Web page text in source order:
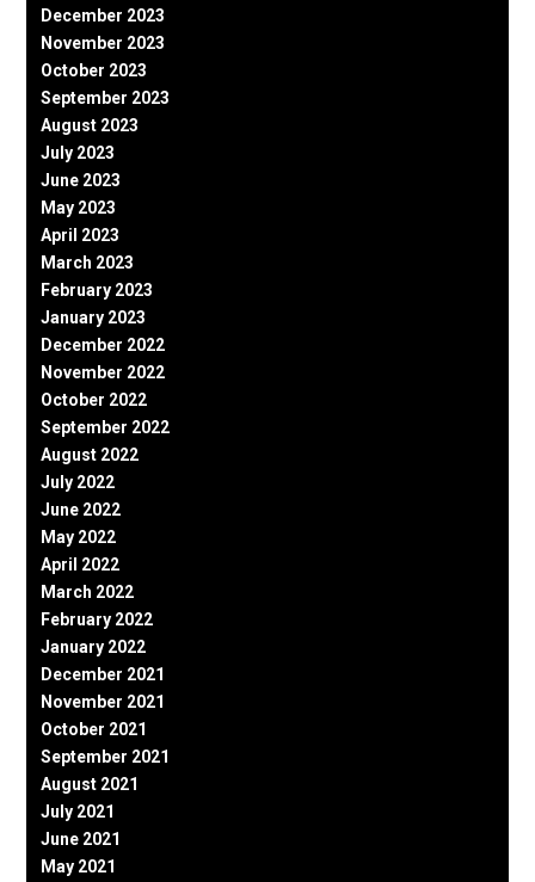
December 2023
November 2023
October 2023
September 2023
August 2023
July 2023
June 2023
May 2023
April 2023
March 2023
February 2023
January 2023
December 2022
November 2022
October 2022
September 2022
August 2022
July 2022
June 2022
May 2022
April 2022
March 2022
February 2022
January 2022
December 2021
November 2021
October 2021
September 2021
August 2021
July 2021
June 2021
May 2021